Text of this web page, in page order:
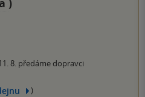
)
8. předáme dopravci
)